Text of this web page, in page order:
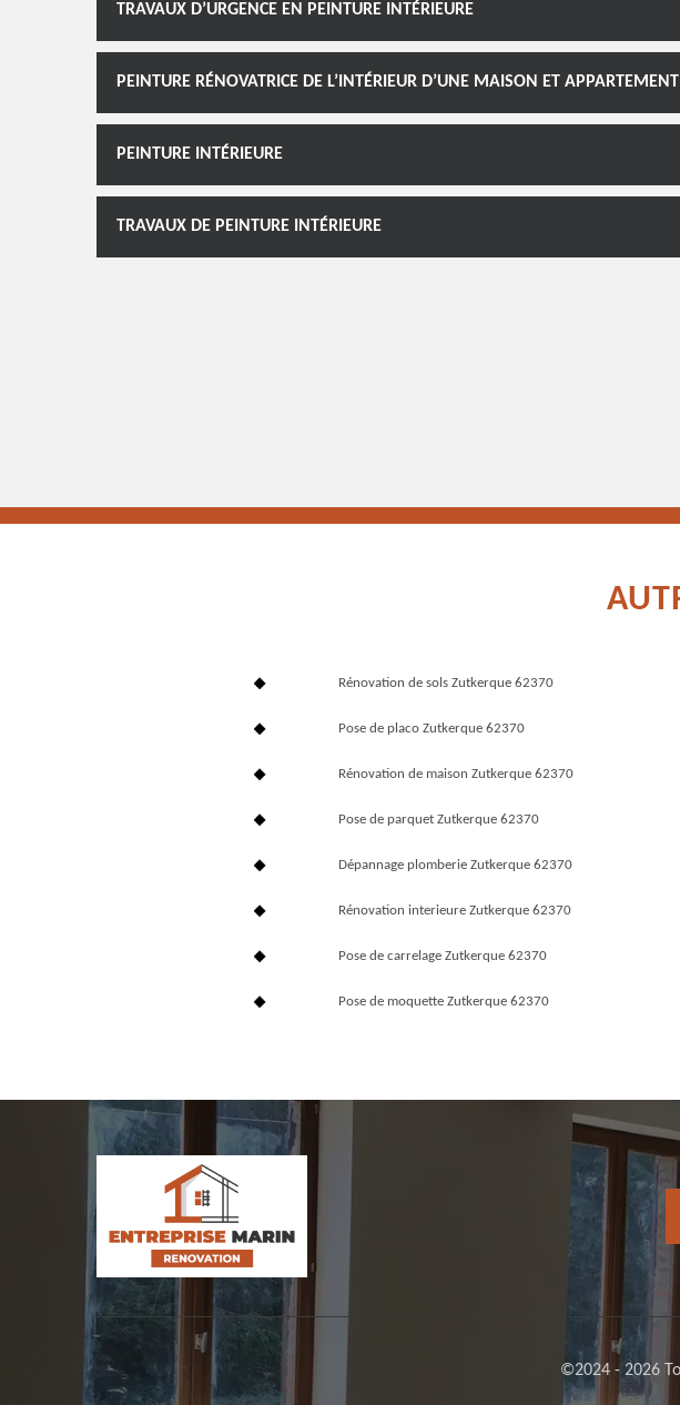
TRAVAUX D’URGENCE EN PEINTURE INTÉRIEURE
PEINTURE RÉNOVATRICE DE L’INTÉRIEUR D’UNE MAISON ET APPARTEMENT
PEINTURE INTÉRIEURE
TRAVAUX DE PEINTURE INTÉRIEURE
Rénovation de sols Zutkerque 62370
Pose de placo Zutkerque 62370
Rénovation de maison Zutkerque 62370
Pose de parquet Zutkerque 62370
Dépannage plomberie Zutkerque 62370
Rénovation interieure Zutkerque 62370
Pose de carrelage Zutkerque 62370
Pose de moquette Zutkerque 62370
©2024 - 2026